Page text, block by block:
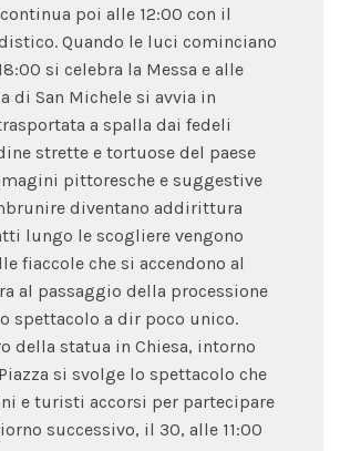
poi alle 12:00 con il
Quando le luci cominciano
si celebra la Messa e alle
di San Michele si avvia in
a spalla dai fedeli
strette e tortuose del paese
pittoresche e suggestive
diventano addirittura
lungo le scogliere vengono
fiaccole che si accendono al
al passaggio della processione
spettacolo a dir poco unico.
della statua in Chiesa, intorno
si svolge lo spettacolo che
e turisti accorsi per partecipare
successivo, il 30, alle 11:00